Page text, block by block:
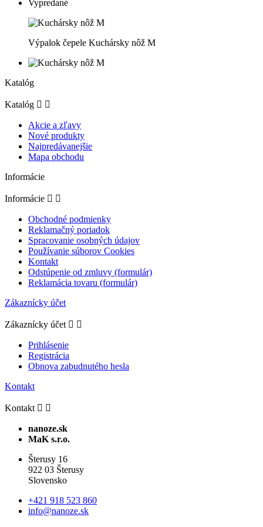
Vypredané
Výpalok čepele Kuchársky nôž M
Katalóg
Katalóg  
Akcie a zľavy
Nové produkty
Najpredávanejšie
Mapa obchodu
Informácie
Informácie  
Obchodné podmienky
Reklamačný poriadok
Spracovanie osobných údajov
Používanie súborov Cookies
Kontakt
Odstúpenie od zmluvy (formulár)
Reklamácia tovaru (formulár)
Zákaznícky účet
Zákaznícky účet  
Prihlásenie
Registrácia
Obnova zabudnutého hesla
Kontakt
Kontakt  
nanoze.sk
MaK s.r.o.
Šterusy 16
922 03 Šterusy
Slovensko
+421 918 523 860
info@nanoze.sk